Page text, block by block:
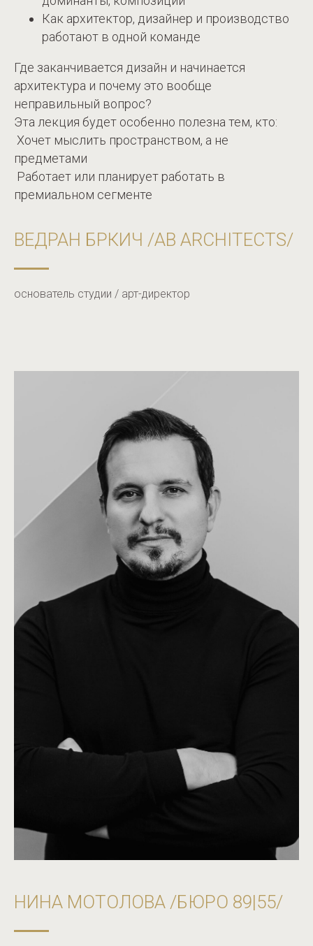
Как архитектор, дизайнер и производство
работают в одной команде
Где заканчивается дизайн и начинается
архитектура и почему это вообще
неправильный вопрос?
Эта лекция будет особенно полезна тем, кто:
Хочет мыслить пространством, а не
предметами
Работает или планирует работать в
премиальном сегменте
ВЕДРАН БРКИЧ /AB ARCHITECTS/
основатель студии / арт-директор
НИНА МОТОЛОВА /БЮРО 89|55/